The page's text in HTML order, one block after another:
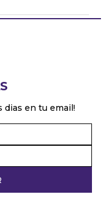
lesión de Cavani
dias en tu email!